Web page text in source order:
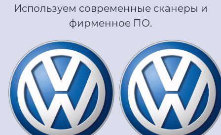
Используем современные сканеры и
фирменное ПО.